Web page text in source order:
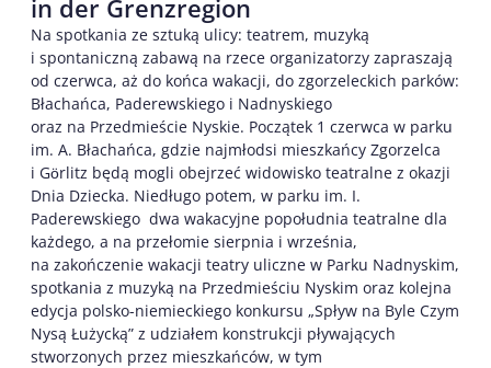
in der Grenzregion
Na spotkania ze sztuką ulicy: teatrem, muzyką
i spontaniczną zabawą na rzece organizatorzy zapraszają
od czerwca, aż do końca wakacji, do zgorzeleckich parków:
Błachańca, Paderewskiego i Nadnyskiego
oraz na Przedmieście Nyskie. Początek 1 czerwca w parku
im. A. Błachańca, gdzie najmłodsi mieszkańcy Zgorzelca
i Gӧrlitz będą mogli obejrzeć widowisko teatralne z okazji
Dnia Dziecka. Niedługo potem, w parku im. I.
Paderewskiego dwa wakacyjne popołudnia teatralne dla
każdego, a na przełomie sierpnia i września,
na zakończenie wakacji teatry uliczne w Parku Nadnyskim,
spotkania z muzyką na Przedmieściu Nyskim oraz kolejna
edycja polsko-niemieckiego konkursu „Spływ na Byle Czym
Nysą Łużycką” z udziałem konstrukcji pływających
stworzonych przez mieszkańców, w tym